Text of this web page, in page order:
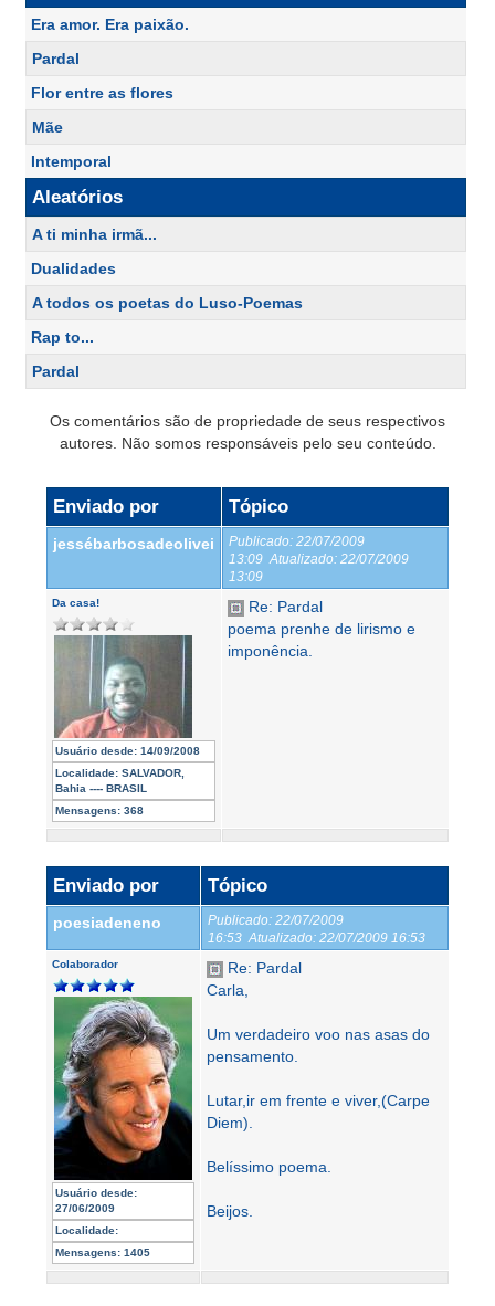
Era amor. Era paixão.
Pardal
Flor entre as flores
Mãe
Intemporal
Aleatórios
A ti minha irmã...
Dualidades
A todos os poetas do Luso-Poemas
Rap to...
Pardal
Os comentários são de propriedade de seus respectivos
autores. Não somos responsáveis pelo seu conteúdo.
Enviado por Tópico
jessébarbosadeolivei Publicado: 22/07/2009
13:09 Atualizado: 22/07/2009
13:09
Da casa!
Usuário desde: 14/09/2008
Localidade: SALVADOR,
Bahia ---- BRASIL
Mensagens: 368
Re: Pardal
poema prenhe de lirismo e
imponência.
Enviado por Tópico
poesiadeneno Publicado: 22/07/2009
16:53 Atualizado: 22/07/2009 16:53
Colaborador
Usuário desde:
27/06/2009
Localidade:
Mensagens: 1405
Re: Pardal
Carla,
Um verdadeiro voo nas asas do
pensamento.
Lutar,ir em frente e viver,(Carpe
Diem).
Belíssimo poema.
Beijos.